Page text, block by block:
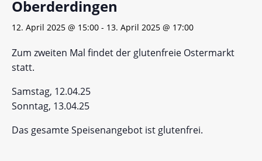
Oberderdingen
12. April 2025 @ 15:00 - 13. April 2025 @ 17:00
Zum zweiten Mal findet der glutenfreie Ostermarkt
statt.
Samstag, 12.04.25
Sonntag, 13.04.25
Das gesamte Speisenangebot ist glutenfrei.